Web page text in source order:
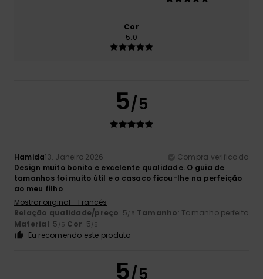
Cor
5.0
5/5
Hamida13. Janeiro 2026
Compra verificada
Design muito bonito e excelente qualidade. O guia de
tamanhos foi muito útil e o casaco ficou-lhe na perfeição
ao meu filho
Mostrar original - Francês
Relação qualidade/preço: 5/5 Tamanho: Tamanho perfeito
Material: 5 /5 Cor: 5/5
Eu recomendo este produto
5/5